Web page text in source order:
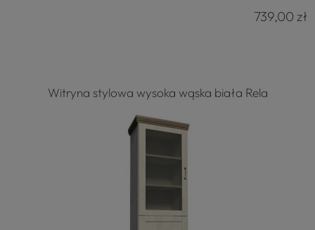
739,00 zł
Witryna stylowa wysoka wąska biała Rela